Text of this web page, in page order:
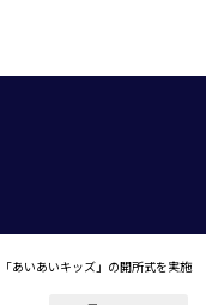
あいあいキッズ」の開所式を実施